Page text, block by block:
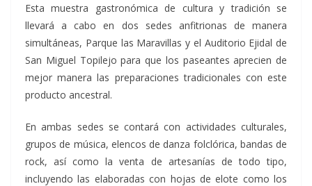
Esta muestra gastronómica de cultura y tradición se
llevará a cabo en dos sedes anfitrionas de manera
simultáneas, Parque las Maravillas y el Auditorio Ejidal de
San Miguel Topilejo para que los paseantes aprecien de
mejor manera las preparaciones tradicionales con este
producto ancestral.
En ambas sedes se contará con actividades culturales,
grupos de música, elencos de danza folclórica, bandas de
rock, así como la venta de artesanías de todo tipo,
incluyendo las elaboradas con hojas de elote como los